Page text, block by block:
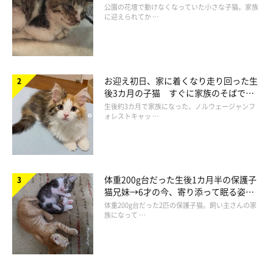
あるときは…
と“姉妹”のような関係に
公園の花壇で動けなくなっていた小さな子猫。家族
に迎えられてか …
お迎え初日、家に着くなり走り回った生
後3カ月の子猫 すぐに家族のそばで落
ち着く姿に「迎えてよかった」
生後約3カ月で家族になった、ノルウェージャンフ
ォレストキャッ …
体重200g台だった生後1カ月半の保護子
猫兄妹→6才の今、寄り添って眠る姿に
ほっこり！
体重200g台だった2匹の保護子猫。飼い主さんの家
族になって …